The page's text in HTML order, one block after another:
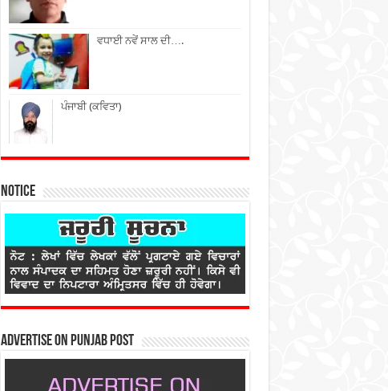
ਵਧਾਈ ਨਵੇਂ ਸਾਲ ਦੀ….
ਪੰਜਾਬੀ (ਕਵਿਤਾ)
Notice
Advertise on Punjab Post